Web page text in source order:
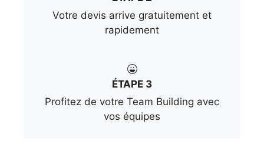
Votre devis arrive gratuitement et
rapidement
ÉTAPE 3
Profitez de votre Team Building avec
vos équipes